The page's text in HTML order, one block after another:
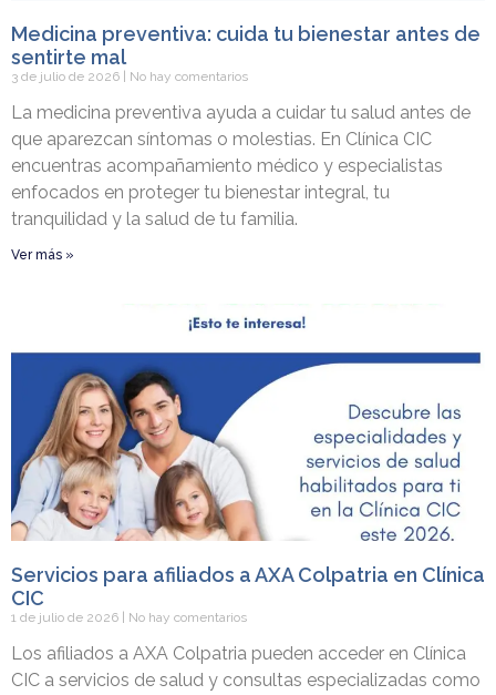
Medicina preventiva: cuida tu bienestar antes de
sentirte mal
3 de julio de 2026 No hay comentarios
La medicina preventiva ayuda a cuidar tu salud antes de
que aparezcan síntomas o molestias. En Clínica CIC
encuentras acompañamiento médico y especialistas
enfocados en proteger tu bienestar integral, tu
tranquilidad y la salud de tu familia.
Ver más »
Servicios para afiliados a AXA Colpatria en Clínica
CIC
1 de julio de 2026 No hay comentarios
Los afiliados a AXA Colpatria pueden acceder en Clínica
CIC a servicios de salud y consultas especializadas como